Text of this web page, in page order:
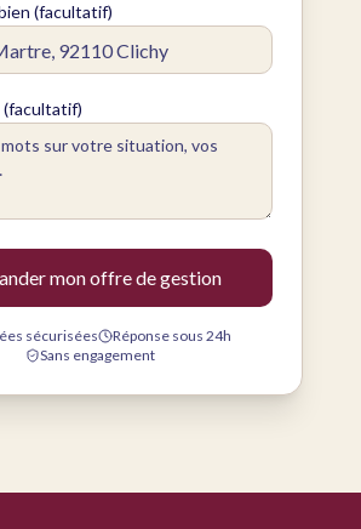
(facultatif)
mon offre de gestion
sécurisées
Réponse sous 24h
Sans engagement